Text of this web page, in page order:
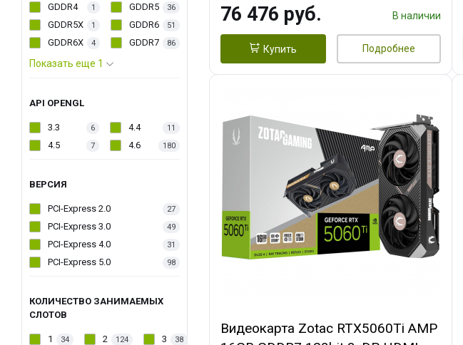
GDDR4 1 GDDR5 36
GDDR5X 1 GDDR6 51
GDDR6X 4 GDDR7 86
Показать еще 1
API OPENGL
3.3 6 4.4 11
4.5 7 4.6 180
ВЕРСИЯ
PCI-Express 2.0 27
PCI-Express 3.0 49
PCI-Express 4.0 31
PCI-Express 5.0 98
КОЛИЧЕСТВО ЗАНИМАЕМЫХ
СЛОТОВ
1 34 2 124 3 38
76 476 руб. В наличии
Купить Подробнее
Видеокарта Zotac RTX5060Ti AMP